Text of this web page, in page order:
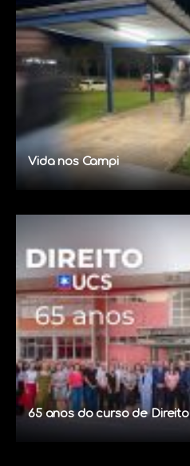
Vida nos Campi
65 anos do curso de Direito